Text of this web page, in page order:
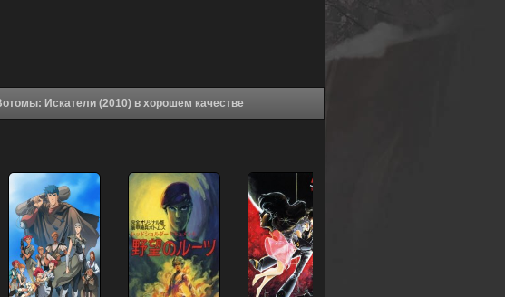
Аниме Бронированные воины Вотомы: Искатели (2010) в хорошем качестве